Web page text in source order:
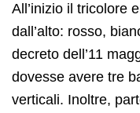
All’inizio il tricolore
dall’alto: rosso,
decreto dell’11
dovesse avere tre
verticali. Inoltre,